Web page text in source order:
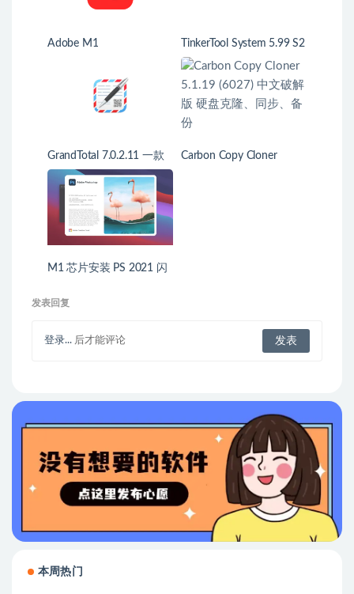
Adobe M1
TinkerTool System 5.99 S2
(190614) 系统深度设置维
护工具
GrandTotal 7.0.2.11 一款
非常实用的发票设计工具
Carbon Copy Cloner
M1 芯片安装 PS 2021 闪
发表回复
登录... 后才能评论
本周热门